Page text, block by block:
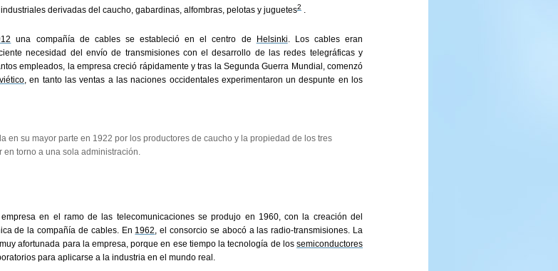
derivadas del caucho, gabardinas, alfombras, pelotas y juguetes2 .
una compañía de cables se estableció en el centro de Helsinki. Los cables eran
necesidad del envío de transmisiones con el desarrollo de las redes telegráficas y
empleados, la empresa creció rápidamente y tras la Segunda Guerra Mundial, comenzó
, en tanto las ventas a las naciones occidentales experimentaron un despunte en los
en su mayor parte en 1922 por los productores de caucho y la propiedad de los tres
en torno a una sola administración.
en el ramo de las telecomunicaciones se produjo en 1960, con la creación del
de la compañía de cables. En 1962, el consorcio se abocó a las radio-transmisiones. La
afortunada para la empresa, porque en ese tiempo la tecnología de los semiconductores
para aplicarse a la industria en el mundo real.